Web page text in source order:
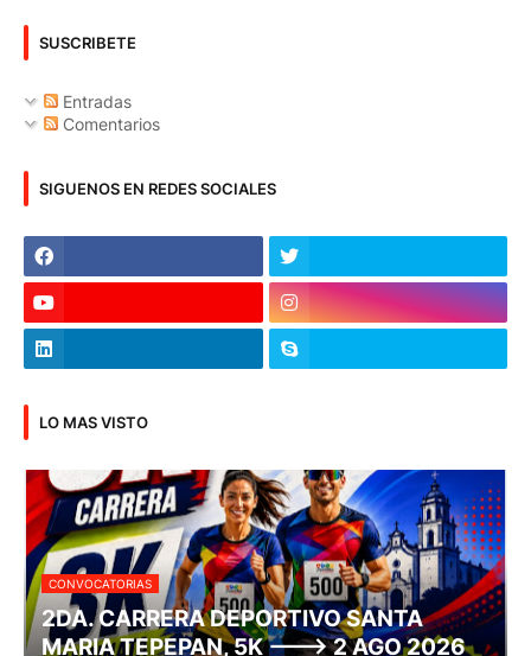
SUSCRIBETE
Entradas
Comentarios
SIGUENOS EN REDES SOCIALES
LO MAS VISTO
CONVOCATORIAS
2DA. CARRERA DEPORTIVO SANTA
MARIA TEPEPAN, 5K ---> 2 AGO 2026